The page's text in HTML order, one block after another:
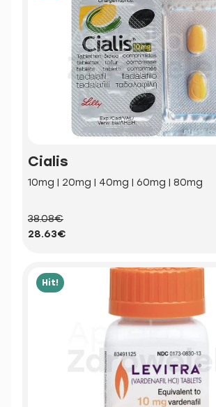
Cialis
10mg | 20mg | 40mg | 60mg | 80mg
38.08€
28.63€
Hit!